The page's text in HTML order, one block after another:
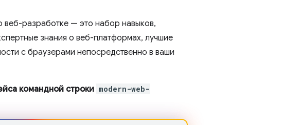
разработке — это набор навыков,
знания о веб-платформах, лучшие
с браузерами непосредственно в ваши
командной строки modern-web-